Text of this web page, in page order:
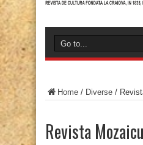
Home / Diverse /
Revista